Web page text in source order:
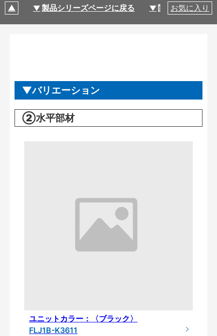
製品シリーズページに戻る 関連部材・関連
お気に入り
バリエーション
②水平部材
ユニットカラー：〈ブラック〉
FLJ1B-K3611